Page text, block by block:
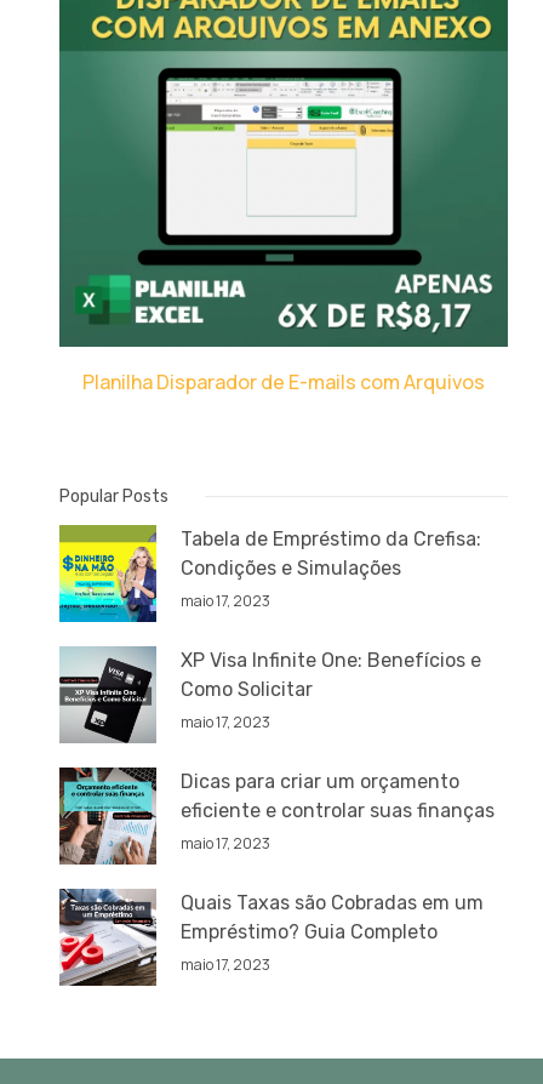
Planilha Disparador de E-mails com Arquivos
Popular Posts
Tabela de Empréstimo da Crefisa:
Condições e Simulações
maio 17, 2023
XP Visa Infinite One: Benefícios e
Como Solicitar
maio 17, 2023
Dicas para criar um orçamento
eficiente e controlar suas finanças
maio 17, 2023
Quais Taxas são Cobradas em um
Empréstimo? Guia Completo
maio 17, 2023